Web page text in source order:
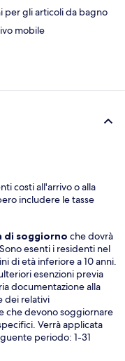
per gli articoli da bagno
mobile
costi all'arrivo o alla
includere le tasse
di soggiorno che dovrà
esenti i residenti nel
di età inferiore a 10 anni.
esenzioni previa
documentazione alla
dei relativi
che devono soggiornare
Verrà applicata
periodo: 1-31